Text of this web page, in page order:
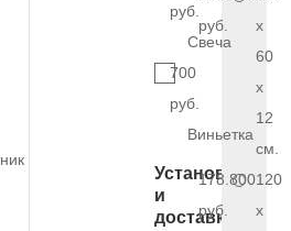
руб.
Свеча
700
руб.
Виньетка
Установка
и
доставка
руб.
x
60
x
12
см.
178.800
руб.
120
x